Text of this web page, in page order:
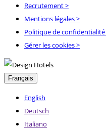
Recrutement>
Mentions légales>
Politique de confidentialité
Gérer les cookies >
Français
English
Deutsch
Italiano